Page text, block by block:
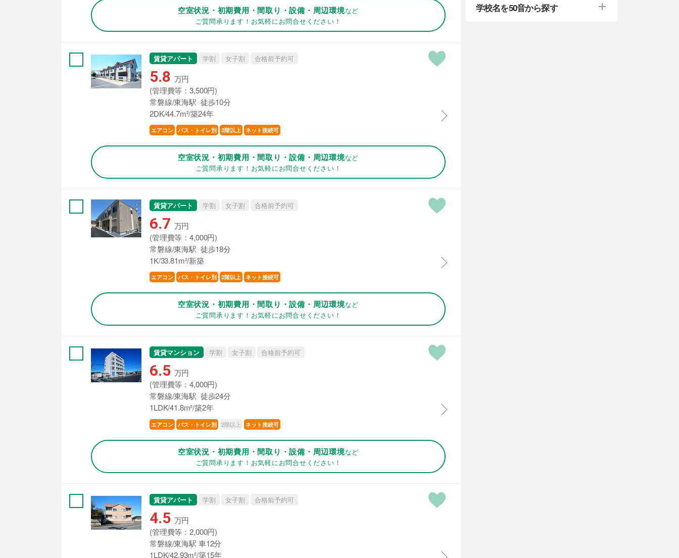
空室状況・初期費用・間取り・設備・周辺環境など
ご質問承ります！お気軽にお問合せください！
賃貸アパート 学割 女子割 合格前予約可
5.8 万円
(管理費等：3,500円)
常磐線/東海駅 徒歩10分
2DK/44.7m²/築24年
エアコン バス・トイレ別 2階以上 ネット接続可
空室状況・初期費用・間取り・設備・周辺環境など
ご質問承ります！お気軽にお問合せください！
賃貸アパート 学割 女子割 合格前予約可
6.7 万円
(管理費等：4,000円)
常磐線/東海駅 徒歩18分
1K/33.81m²/新築
エアコン バス・トイレ別 2階以上 ネット接続可
空室状況・初期費用・間取り・設備・周辺環境など
ご質問承ります！お気軽にお問合せください！
賃貸マンション 学割 女子割 合格前予約可
6.5 万円
(管理費等：4,000円)
常磐線/東海駅 徒歩24分
1LDK/41.8m²/築2年
エアコン バス・トイレ別 2階以上 ネット接続可
空室状況・初期費用・間取り・設備・周辺環境など
ご質問承ります！お気軽にお問合せください！
賃貸アパート 学割 女子割 合格前予約可
4.5 万円
(管理費等：2,000円)
常磐線/東海駅 車12分
1LDK/42.93m²/築15年
学校名を50音から探す